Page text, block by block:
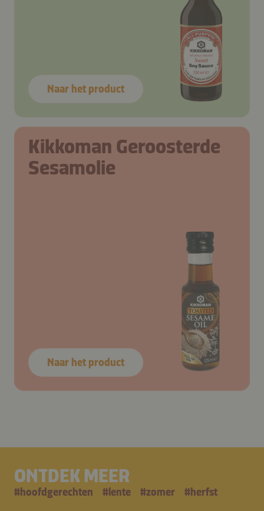
Naar het product
Kikkoman Geroosterde
Sesamolie
Naar het product
ONTDEK MEER
#hoofdgerechten #lente #zomer #herfst